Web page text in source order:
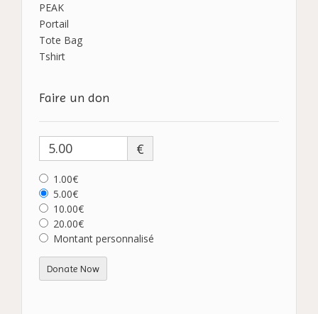
PEAK
Portail
Tote Bag
Tshirt
Faire un don
€
1.00€
5.00€
10.00€
20.00€
Montant personnalisé
Donate Now